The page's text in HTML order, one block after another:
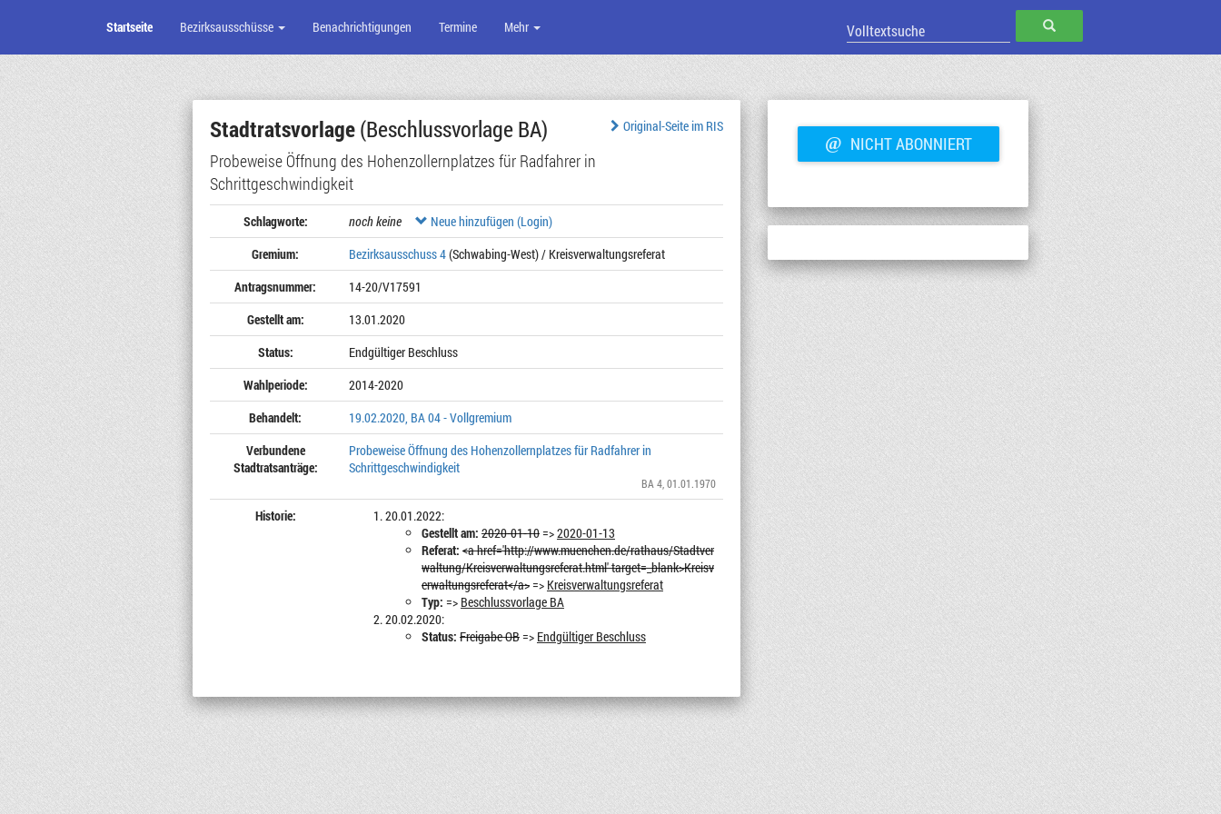
Zum
Seiteninhalt
SUCHEN
Startseite Bezirksausschüsse Benachrichtigungen Termine Mehr
Original-Seite im RIS
Stadtratsvorlage(Beschlussvorlage BA)
Probeweise Öffnung des Hohenzollernplatzes für Radfahrer in
Schrittgeschwindigkeit
Schlagworte: noch keine
Neue hinzufügen (Login)
Gremium:
Bezirksausschuss 4(Schwabing-West) / Kreisverwaltungsreferat
Antragsnummer:
14-20/V17591
Gestellt am:
13.01.2020
Status:
Endgültiger Beschluss
Wahlperiode:
2014-2020
Behandelt:
19.02.2020, BA 04 - Vollgremium
Verbundene
Stadtratsanträge:
Probeweise Öffnung des Hohenzollernplatzes für Radfahrer in
Schrittgeschwindigkeit
BA 4, 01.01.1970
Historie:
20.01.2022:
Gestellt am: 2020-01-10=>2020-01-13
Referat: <a href='http://www.muenchen.de/rathaus/Stadtver
waltung/Kreisverwaltungsreferat.html' target=_blank>Kreisv
erwaltungsreferat</a>=> Kreisverwaltungsreferat
Typ: => Beschlussvorlage BA
20.02.2020:
Status: Freigabe OB=> Endgültiger Beschluss
@ NICHT ABONNIERT